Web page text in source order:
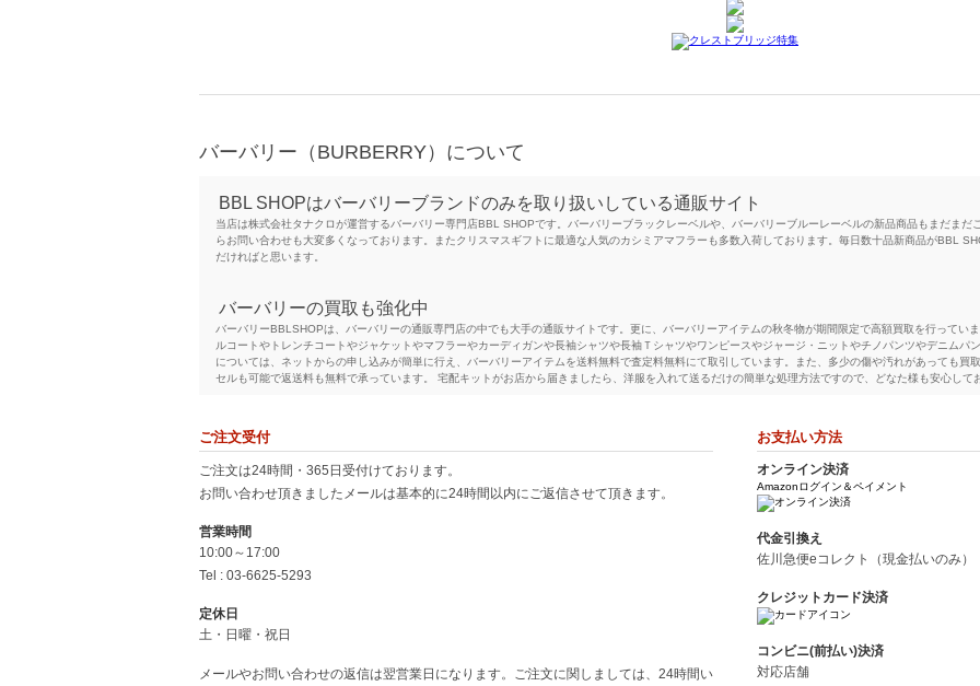
バーバリー（BURBERRY）について
BBL SHOPはバーバリーブランドのみを取り扱いしている通販サイト
当店は株式会社タナクロが運営するバーバリー専門店BBL SHOPです。バーバリーブラックレーベルや、バーバリーブルーレーベルの新品商品もまだま
らお問い合わせも大変多くなっております。またクリスマスギフトに最適な人気のカシミアマフラーも多数入荷しております。毎日数十品新商品がBBL
だければと思います。
バーバリーの買取も強化中
バーバリーBBLSHOPは、バーバリーの通販専門店の中でも大手の通販サイトです。更に、バーバリーアイテムの秋冬物が期間限定で高額買取を行っていま
ルコートやトレンチコートやジャケットやマフラーやカーディガンや長袖シャツや長袖Ｔシャツやワンピースやジャージ・ニットやチノパンツやデニムパ
については、ネットからの申し込みが簡単に行え、バーバリーアイテムを送料無料で査定料無料にて取引しています。また、多少の傷や汚れがあっても買
セルも可能で返送料も無料で承っています。 宅配キットがお店から届きましたら、洋服を入れて送るだけの簡単な処理方法ですので、どなた様も安心して
人気のクレストブリッジも種類豊富
BBLSHOPは、クレストブリッジブラックレーベルとクレストブリッジブルーレーベルを取り扱っています。メンズのブラックレーベルの方は、コートや
布やキーケース、靴やシューズ、アクセサリーや小物類、マフラーやストールなどを取り揃えています。 レディースのブルーレーベルのアイテムには、レ
トムス、アウターやジャケット、靴やサンダルやブーツなどが挙げられます。アイテムによっては、割安な価格で手に入るのがBBLSHOPの大きな魅力です
ル・クレストブリッジ
本家、バーバリーロンドンのブランドについて
BURBERRY LONDON (バーバリーロンドン) とは、本家であるBURBERRYのブラックレーベルなどと分けるための名称です。バーバリーロンドンは、バ
メージアイテムである英国チェック柄のマフラーやトレンチコートは、バーバリーロンドンの代表格とするアイテムとされ、昔は王室の御用達アイテムだ
のがメンズのトレンチコートです。裏地がチェックで表はベージュ色であしらわれている無地のデザインは、どのような洋服でも幅広くフィットする感じ
BURBERRYのセカンドラインとしてはバーバリーブリットなどがありますが、価格的に高級感があり人気が高いアイテムは、バーバリーロンドンに勝るブ
姉妹買取専門サイトのご案内
ご注文受付
ご注文は24時間・365日受付けております。
お問い合わせ頂きましたメールは基本的に24時間以内にご返信させて頂きます。
営業時間
10:00～17:00
Tel : 03-6625-5293
定休日
土・日曜・祝日
メールやお問い合わせの返信は翌営業日になります。ご注文に関しましては、24時間い
お支払い方法
オンライン決済
Amazonログイン＆ペイメント
代金引換え
佐川急便eコレクト（現金払いのみ）
クレジットカード決済
コンビニ(前払い)決済
対応店舗